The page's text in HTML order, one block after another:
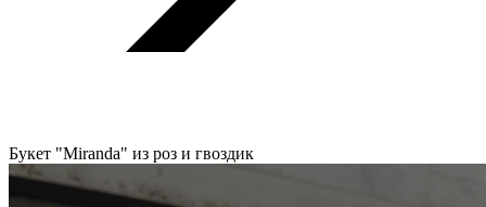
Букет "Miranda" из роз и гвоздик